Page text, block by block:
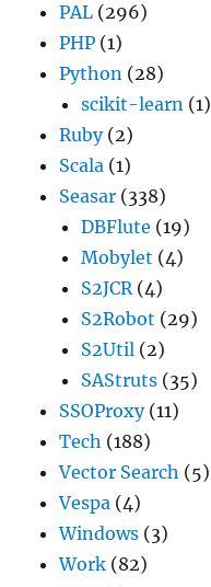
PAL (296)
PHP (1)
Python (28)
scikit-learn (1)
Ruby(2)
Scala (1)
Seasar (338)
DBFlute (19)
Mobylet (4)
S2JCR(4)
S2Robot (29)
S2Util (2)
SAStruts (35)
SSOProxy(11)
Tech (188)
Vector Search (5)
Vespa (4)
Windows (3)
Work (82)